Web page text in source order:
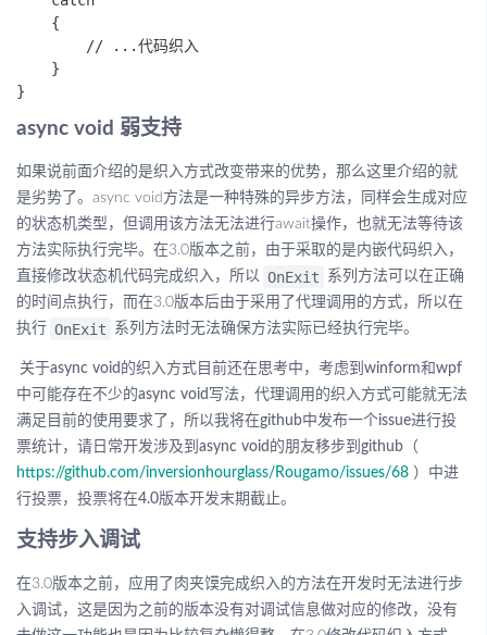
    {
        // ...代码织入
    }
async void 弱支持
如果说前面介绍的是织入方式改变带来的优势，那么这里介绍的就
是劣势了。async void方法是一种特殊的异步方法，同样会生成对应
的状态机类型，但调用该方法无法进行await操作，也就无法等待该
方法实际执行完毕。在3.0版本之前，由于采取的是内嵌代码织入，
直接修改状态机代码完成织入，所以 OnExit
系列方法可以在正确
的时间点执行，而在3.0版本后由于采用了代理调用的方式，所以在
执行 OnExit 系列方法时无法确保方法实际已经执行完毕。
关于async void的织入方式目前还在思考中，考虑到winform和wpf
中可能存在不少的async void写法，代理调用的织入方式可能就无法
满足目前的使用要求了，所以我将在github中发布一个issue进行投
票统计，请日常开发涉及到async void的朋友移步到github（
https://github.com/inversionhourglass/Rougamo/issues/68 ）中进
行投票，投票将在4.0版本开发末期截止。
支持步入调试
在3.0版本之前，应用了肉夹馍完成织入的方法在开发时无法进行步
入调试，这是因为之前的版本没有对调试信息做对应的修改，没有